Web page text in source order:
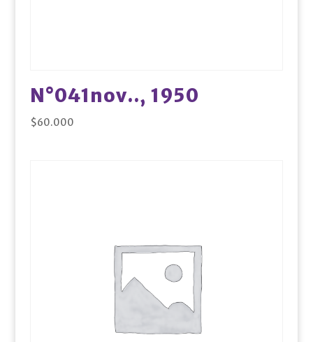
N°041nov.., 1950
$60.000